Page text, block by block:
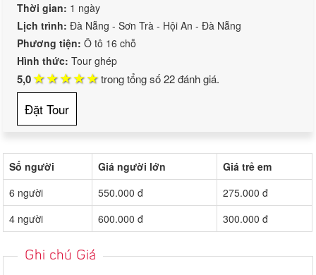
Thời gian: 1 ngày
Lịch trình:Đà Nẵng - Sơn Trà - Hội An - Đà Nẵng
Phương tiện:Ô tô 16 chỗ
Hình thức:Tour ghép
5,0 trong tổng số22đánh giá.
Đặt Tour
Số người Giá người lớn
Giá trẻ em
6 người
550.000 đ
275.000 đ
4 người
600.000 đ 300.000 đ
Ghi chú Giá